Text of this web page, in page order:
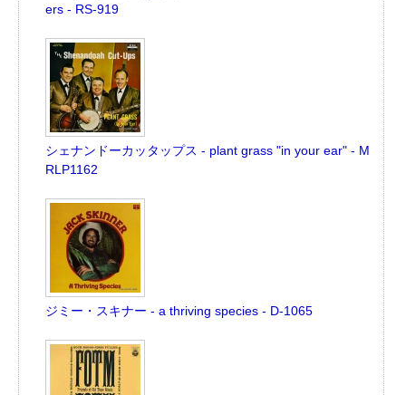
ers - RS-919
シェナンドーカッタップス - plant grass "in your ear" - M
RLP1162
ジミー・スキナー - a thriving species - D-1065